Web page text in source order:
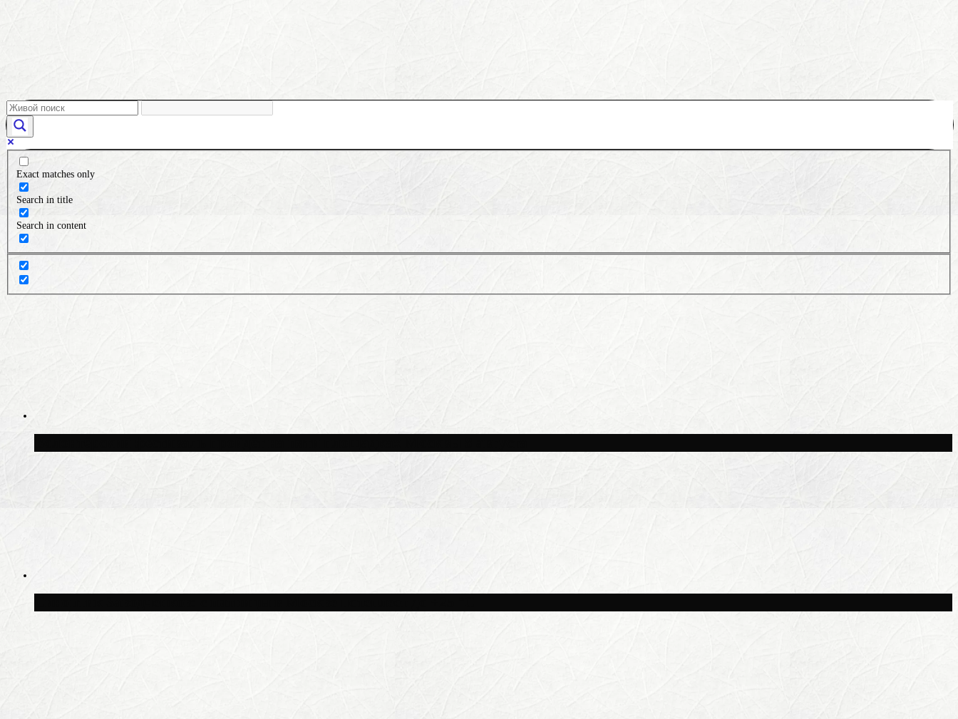
Exact matches only
Search in title
Search in content